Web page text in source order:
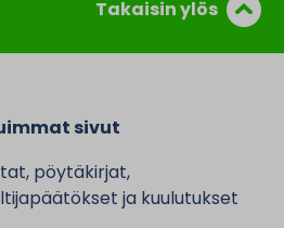
Takaisin ylös
sivut
pöytäkirjat,
ja kuulutukset